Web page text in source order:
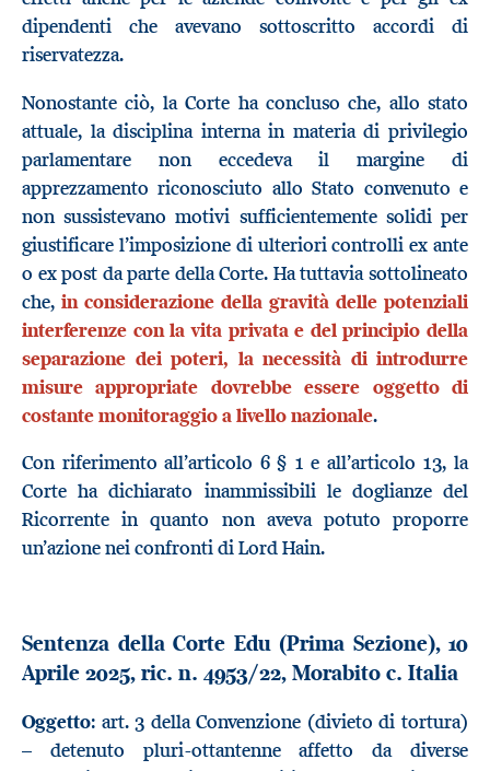
dipendenti che avevano sottoscritto accordi di
riservatezza.
Nonostante ciò, la Corte ha concluso che, allo stato
attuale, la disciplina interna in materia di privilegio
parlamentare non eccedeva il margine di
apprezzamento riconosciuto allo Stato convenuto e
non sussistevano motivi sufficientemente solidi per
giustificare l’imposizione di ulteriori controlli ex ante
o ex post da parte della Corte. Ha tuttavia sottolineato
che, in considerazione della gravità delle potenziali
interferenze con la vita privata e del principio della
separazione dei poteri, la necessità di introdurre
misure appropriate dovrebbe essere oggetto di
costante monitoraggio a livello nazionale.
Con riferimento all’articolo 6 § 1 e all’articolo 13, la
Corte ha dichiarato inammissibili le doglianze del
Ricorrente in quanto non aveva potuto proporre
un’azione nei confronti di Lord Hain.
Sentenza della Corte Edu (Prima Sezione), 10
Aprile 2025, ric. n. 4953/22, Morabito c. Italia
Oggetto: art. 3 della Convenzione (divieto di tortura)
– detenuto pluri-ottantenne affetto da diverse